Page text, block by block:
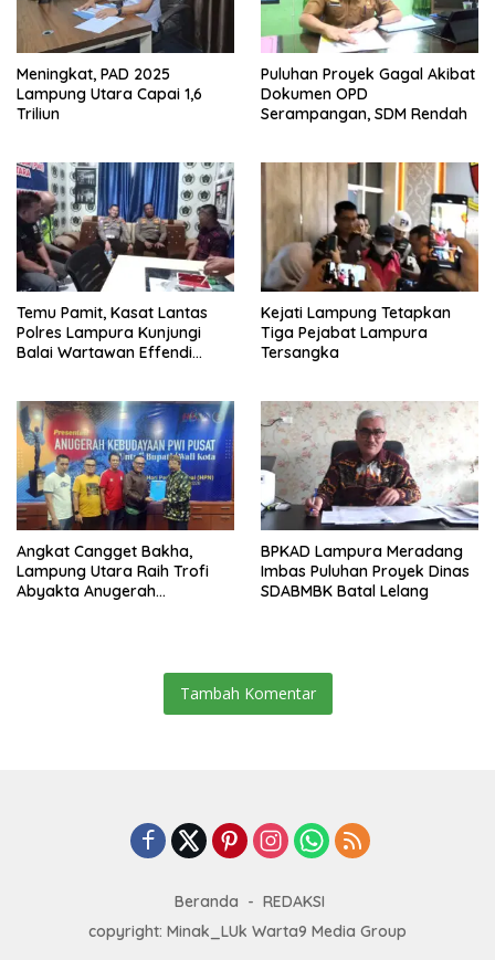
Meningkat, PAD 2025
Lampung Utara Capai 1,6
Triliun
Puluhan Proyek Gagal Akibat
Dokumen OPD
Serampangan, SDM Rendah
Temu Pamit, Kasat Lantas
Polres Lampura Kunjungi
Balai Wartawan Effendi
Kejati Lampung Tetapkan
Tiga Pejabat Lampura
Tersangka
Angkat Cangget Bakha,
Lampung Utara Raih Trofi
Abyakta Anugerah
BPKAD Lampura Meradang
Imbas Puluhan Proyek Dinas
SDABMBK Batal Lelang
Tambah Komentar
Beranda
REDAKSI
copyright: Minak_LUk Warta9 Media Group